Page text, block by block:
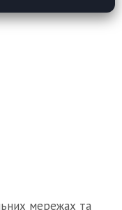
мережах та